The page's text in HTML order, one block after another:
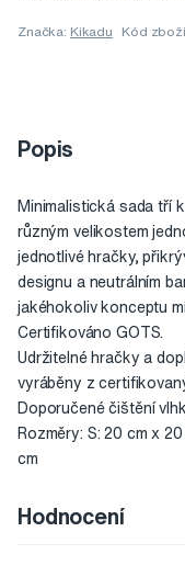
Značka: Kikadu Kód
Popis
Minimalistická sada tří
různým velikostem
jednotlivé hračky,
designu a neutrálním
jakéhokoliv konceptu
Certifikováno GOTS.
Udržitelné hračky a
vyráběny z
Doporučené čištění
Rozměry: S: 20 cm x
cm
Hodnocení